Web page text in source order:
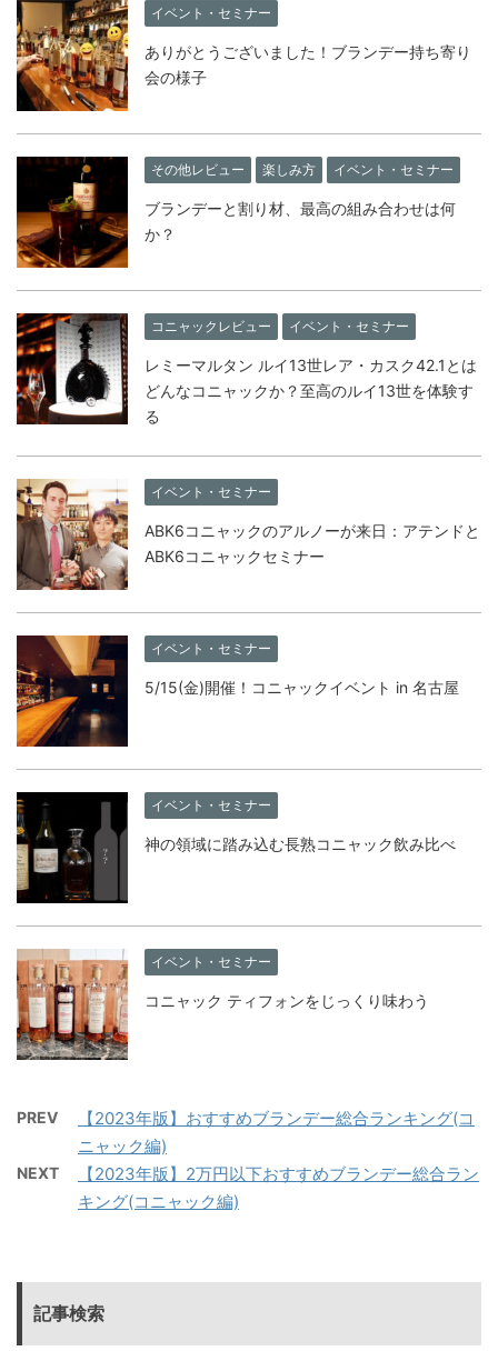
イベント・セミナー
ありがとうございました！ブランデー持ち寄り
会の様子
その他レビュー 楽しみ方 イベント・セミナー
ブランデーと割り材、最高の組み合わせは何
か？
コニャックレビュー イベント・セミナー
レミーマルタン ルイ13世レア・カスク42.1とは
どんなコニャックか？至高のルイ13世を体験す
る
イベント・セミナー
ABK6コニャックのアルノーが来日：アテンドと
ABK6コニャックセミナー
イベント・セミナー
5/15(金)開催！コニャックイベント in 名古屋
イベント・セミナー
神の領域に踏み込む長熟コニャック飲み比べ
イベント・セミナー
コニャック ティフォンをじっくり味わう
PREV
【2023年版】おすすめブランデー総合ランキング(コ
ニャック編)
NEXT
【2023年版】2万円以下おすすめブランデー総合ラン
キング(コニャック編)
記事検索